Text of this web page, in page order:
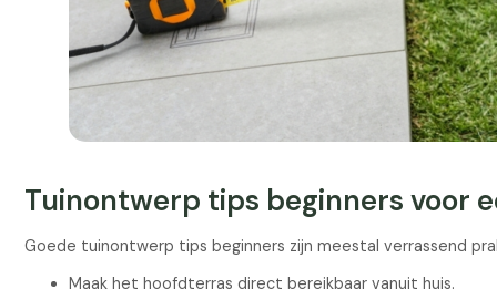
Tuinontwerp tips beginners voor
Goede tuinontwerp tips beginners zijn meestal verrassend
Maak het hoofdterras direct bereikbaar vanuit huis.